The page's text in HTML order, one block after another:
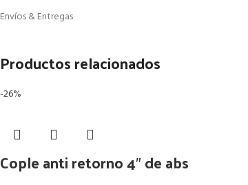
Envíos & Entregas
Productos relacionados
-26%
Cople anti retorno 4″ de abs